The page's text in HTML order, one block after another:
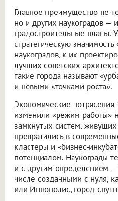
Главное преимущество не
но и других наукоградов —
градостроительные планы.
стратегическую
наукоградов, к их
лучших советских
такие города называют
и новыми «точками роста».
Экономические потрясения
изменили «режим работы»
замкнутых систем, живущих
превратились в
кластеры и «бизнес-
потенциалом. Наукограды
и с другим определением —
числе созданными с нуля,
или Иннополис, город-